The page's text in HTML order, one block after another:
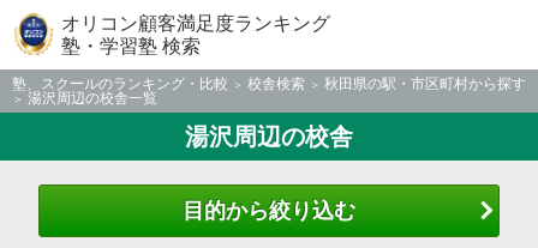
オリコン顧客満足度ランキング
塾・学習塾 検索
塾、スクールのランキング・比較 校舎検索
秋田県の駅・市区町村から探す
湯沢周辺の校舎一覧
湯沢周辺の校舎
目的から絞り込む